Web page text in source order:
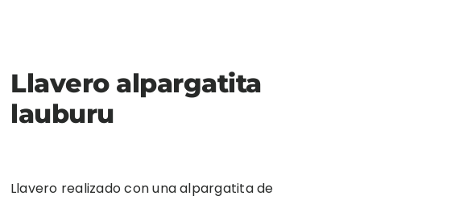
Llavero alpargatita
lauburu
Llavero realizado con una alpargatita de